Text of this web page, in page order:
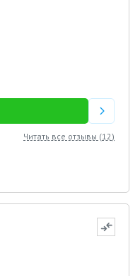
Читать все отзывы (12)